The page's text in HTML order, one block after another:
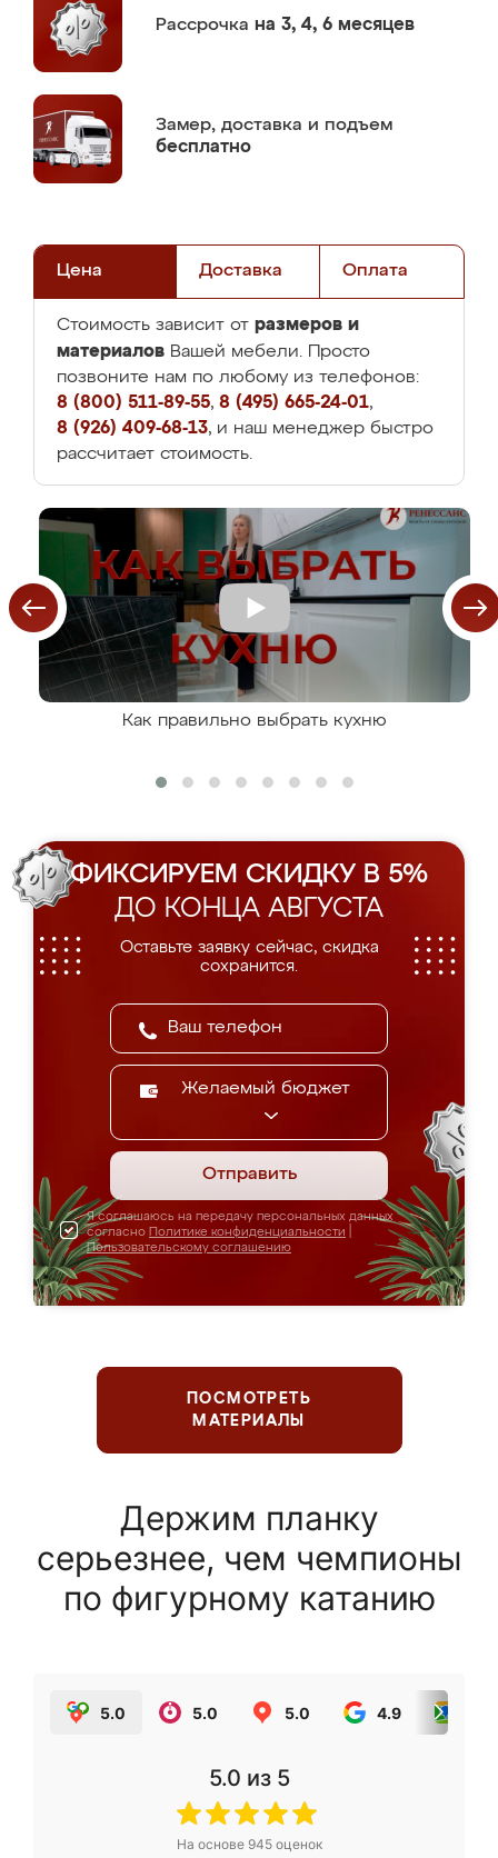
Рассрочка на 3, 4, 6 месяцев
Замер, доставка и подъем
бесплатно
Цена Доставка Оплата
Стоимость зависит от размеров и
материалов Вашей мебели. Просто
позвоните нам по любому из телефонов:
8 (800) 511-89-55, 8 (495) 665-24-01,
8 (926) 409-68-13, и наш менеджер быстро
рассчитает стоимость.
Как правильно выбрать кухню
ФИКСИРУЕМ СКИДКУ В 5%
ДО КОНЦА АВГУСТА
Оставьте заявку сейчас, скидка
сохранится.
Желаемый бюджет
Отправить
Я соглашаюсь на передачу персональных данных
согласно Политике конфиденциальности
Пользовательскому соглашению
ПОСМОТРЕТЬ
МАТЕРИАЛЫ
Держим планку
серьезнее, чем чемпионы
по фигурному катанию
5.0 5.0 5.0 4.9
5.0 из 5
На основе 945оценок